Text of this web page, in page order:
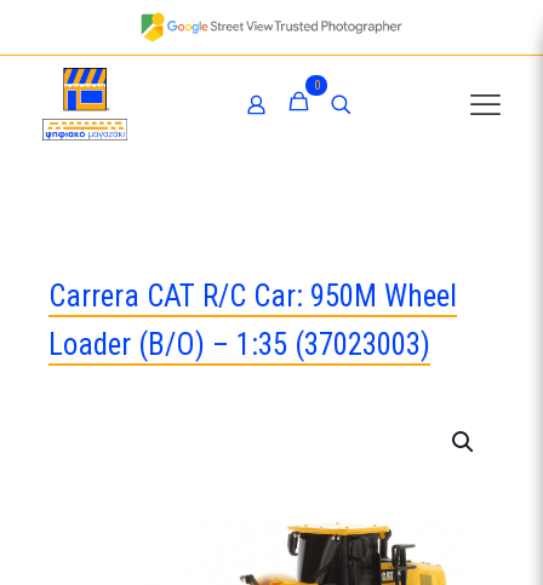
0
Carrera CAT R/C Car: 950M Wheel
Loader (B/O) – 1:35 (37023003)